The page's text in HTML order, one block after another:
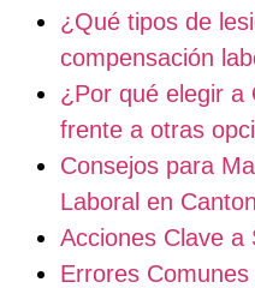
¿Qué tipos de
compensación
¿Por qué elegir a
frente a otras
Consejos para
Laboral en Canton
Acciones Clave a
Errores